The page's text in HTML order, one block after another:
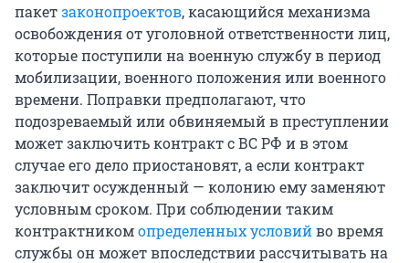
пакетзаконопроектов, касающийся механизма
освобождения от уголовной ответственности лиц,
которые поступили на военную службу в период
мобилизации, военного положения или военного
времени. Поправки предполагают, что
подозреваемый или обвиняемый в преступлении
может заключить контракт с ВС РФ и в этом
случае его дело приостановят, а если контракт
заключит осужденный — колонию ему заменяют
условным сроком. При соблюдении таким
контрактникомопределенных условийво время
службы он может впоследствии рассчитывать на